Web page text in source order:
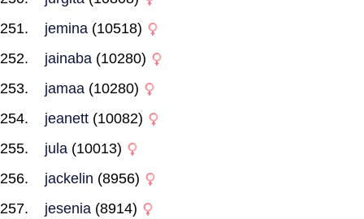
jemina (10518)
jainaba (10280)
jamaa (10280)
jeanett (10082)
jula (10013)
jackelin (8956)
jesenia (8914)